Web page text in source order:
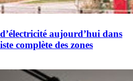
aujourd’hui dans
complète des zones